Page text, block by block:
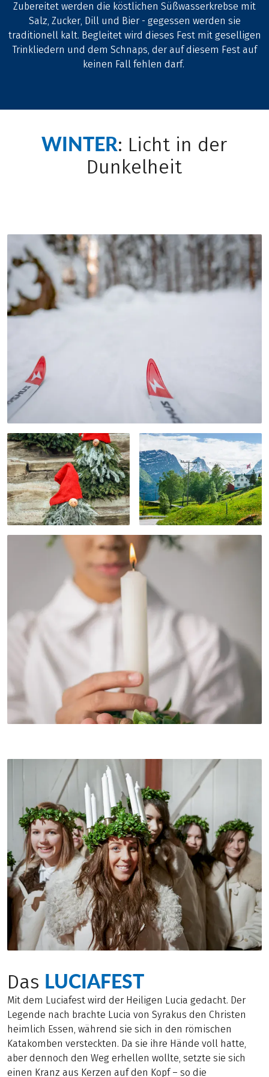
Zubereitet werden die köstlichen Süßwasserkrebse mit
Salz, Zucker, Dill und Bier - gegessen werden sie
traditionell kalt. Begleitet wird dieses Fest mit geselligen
Trinkliedern und dem Schnaps, der auf diesem Fest auf
keinen Fall fehlen darf.
WINTER: Licht in der
Dunkelheit
Das LUCIAFEST
Mit dem Luciafest wird der Heiligen Lucia gedacht. Der
Legende nach brachte Lucia von Syrakus den Christen
heimlich Essen, während sie sich in den römischen
Katakomben versteckten. Da sie ihre Hände voll hatte,
aber dennoch den Weg erhellen wollte, setzte sie sich
einen Kranz aus Kerzen auf den Kopf – so die